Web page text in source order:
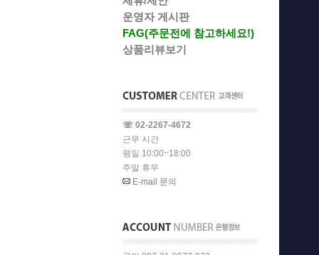
운영자 게시판
FAG(주문전에 참고하세요!)
상품리뷰보기
☏ 02-2267-4672
근무 시간
평일 10:00~18:00
주말 휴무
E-mail 문의